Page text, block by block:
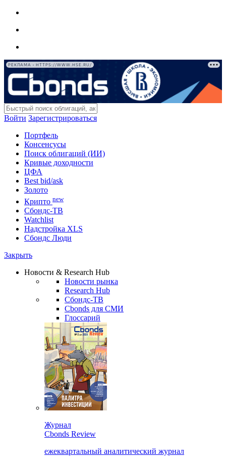
РЕКЛАМА • HTTPS://WWW.HSE.RU/
Войти Зарегистрироваться
Портфель
Консенсусы
Поиск облигаций (ИИ)
Кривые доходности
ЦФА
Best bid/ask
Золото
Крипто new
Сбондс-ТВ
Watchlist
Надстройка XLS
Сбондс Люди
Закрыть
Новости & Research Hub
Новости рынка
Research Hub
Сбондс-ТВ
Cbonds для СМИ
Глоссарий
Журнал
Cbonds Review
ежеквартальный аналитический журнал